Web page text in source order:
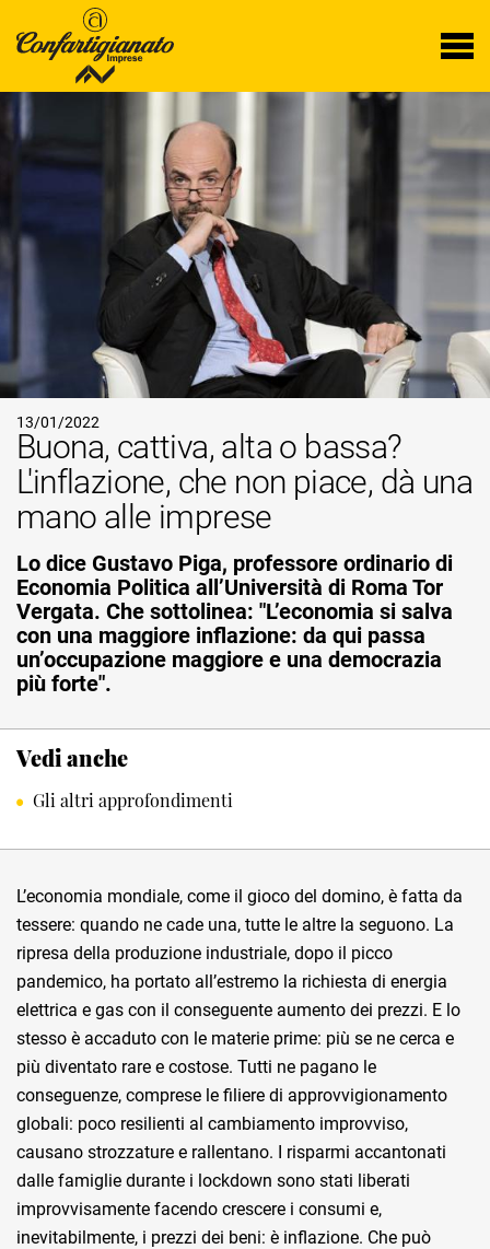
13/01/2022
Buona, cattiva, alta o bassa?
L'inflazione, che non piace, dà una
mano alle imprese
Lo dice Gustavo Piga, professore ordinario di
Economia Politica all’Università di Roma Tor
Vergata. Che sottolinea: "L’economia si salva
con una maggiore inflazione: da qui passa
un’occupazione maggiore e una democrazia
più forte".
Vedi anche
Gli altri approfondimenti
L’economia mondiale, come il gioco del domino, è fatta da
tessere: quando ne cade una, tutte le altre la seguono. La
ripresa della produzione industriale, dopo il picco
pandemico, ha portato all’estremo la richiesta di energia
elettrica e gas con il conseguente aumento dei prezzi. E lo
stesso è accaduto con le materie prime: più se ne cerca e
più diventato rare e costose. Tutti ne pagano le
conseguenze, comprese le filiere di approvvigionamento
globali: poco resilienti al cambiamento improvviso,
causano strozzature e rallentano. I risparmi accantonati
dalle famiglie durante i lockdown sono stati liberati
improvvisamente facendo crescere i consumi e,
inevitabilmente, i prezzi dei beni: è inflazione. Che può